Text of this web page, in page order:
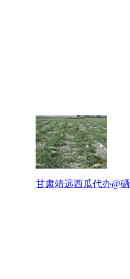
甘肃靖远西瓜代办@硒